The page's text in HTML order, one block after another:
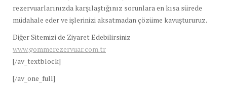
rezervuarlarınızda karşılaştığınız sorunlara en kısa sürede
müdahale eder ve işlerinizi aksatmadan çözüme kavuştururuz.
Diğer Sitemizi de Ziyaret Edebilirsiniz
www.gommerezervuar.com.tr
[/av_textblock]
[/av_one_full]